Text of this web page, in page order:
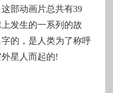
部动画片总共有39
发生的一系列的故
的，是人类为了称呼
星人而起的!